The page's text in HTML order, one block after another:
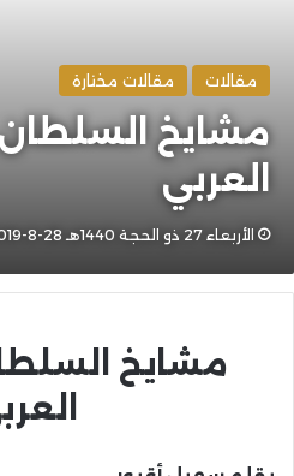
مقالات مقالات مختارة
مشايخ
العربي
الأربعاء 27 ذو الحجة 1440هـ 28-8-2019م
مشايخ